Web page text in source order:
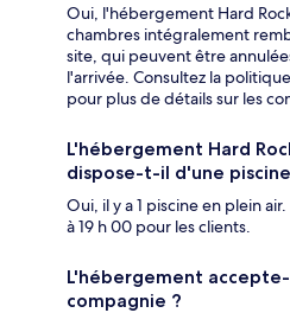
Oui, l'hébergement Hard
chambres intégralement
site, qui peuvent être
l'arrivée. Consultez la
pour plus de détails sur les
L'hébergement Hard
dispose-t-il d'une
Oui, il y a 1 piscine en plein
à 19 h 00 pour les clients.
L'hébergement
compagnie ?